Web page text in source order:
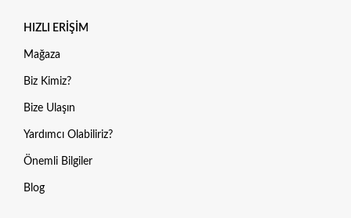
HIZLI ERIŞIM
Mağaza
Biz Kimiz?
Bize Ulaşın
Yardımcı Olabiliriz?
Önemli Bilgiler
Blog